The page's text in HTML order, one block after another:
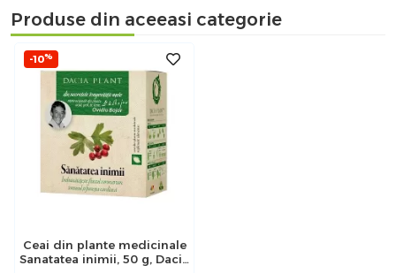
Produse din aceeasi categorie
-10%
Ceai din plante medicinale
Sanatatea inimii, 50 g, Dacia